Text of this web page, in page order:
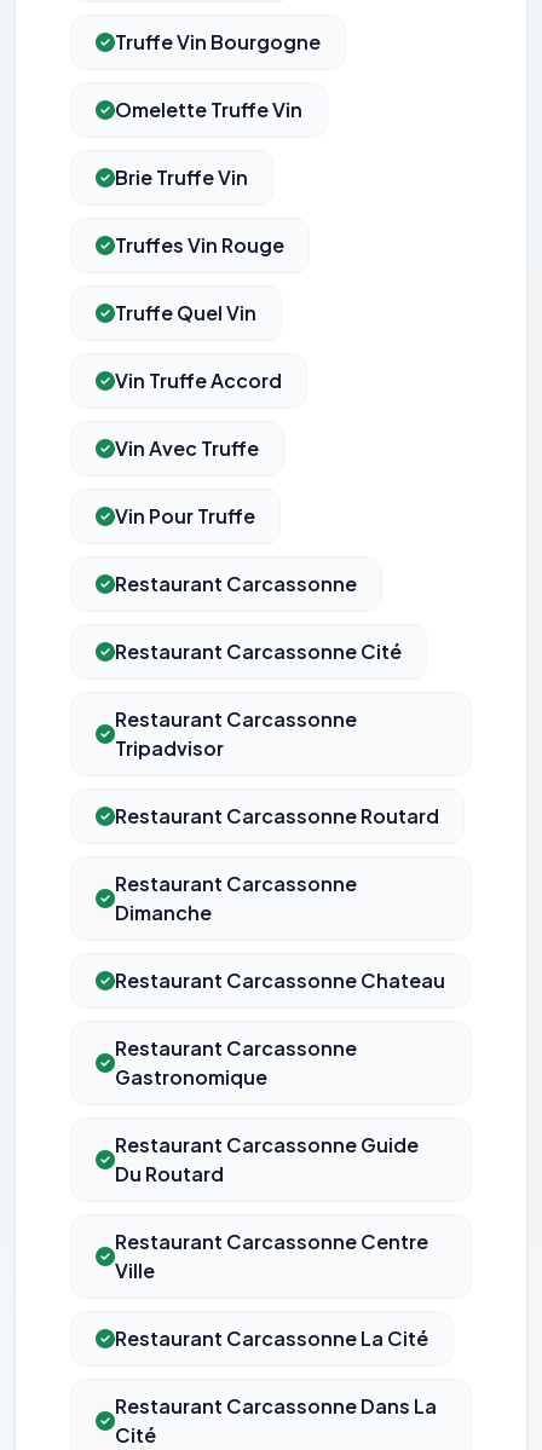
Truffe Vin Bourgogne
Omelette Truffe Vin
Brie Truffe Vin
Truffes Vin Rouge
Truffe Quel Vin
Vin Truffe Accord
Vin Avec Truffe
Vin Pour Truffe
Restaurant Carcassonne
Restaurant Carcassonne Cité
Restaurant Carcassonne
Tripadvisor
Restaurant Carcassonne Routard
Restaurant Carcassonne
Dimanche
Restaurant Carcassonne Chateau
Restaurant Carcassonne
Gastronomique
Restaurant Carcassonne Guide
Du Routard
Restaurant Carcassonne Centre
Ville
Restaurant Carcassonne La Cité
Restaurant Carcassonne Dans La
Cité
Nécessaires au fonctionnement du site : session, sécurité,